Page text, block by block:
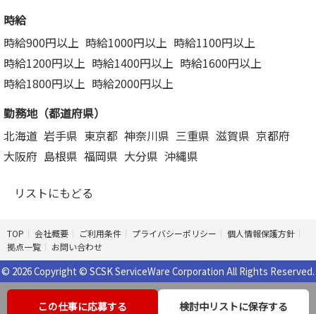
この仕事に応募する 検討中リストに保存する
時給
時給900円以上 時給1000円以上 時給1100円以上
時給1200円以上 時給1400円以上 時給1600円以上
時給1800円以上 時給2000円以上
勤務地（都道府県）
北海道 岩手県 東京都 神奈川県 三重県 滋賀県 京都府
大阪府 島根県 福岡県 大分県 沖縄県
リストにもどる
TOP 会社概要 ご利用条件 プライバシーポリシー
個人情報保護方針
拠点一覧
お問い合わせ
© 2026 Copyright © SCSK ServiceWare Corporation All Rights Reserved.